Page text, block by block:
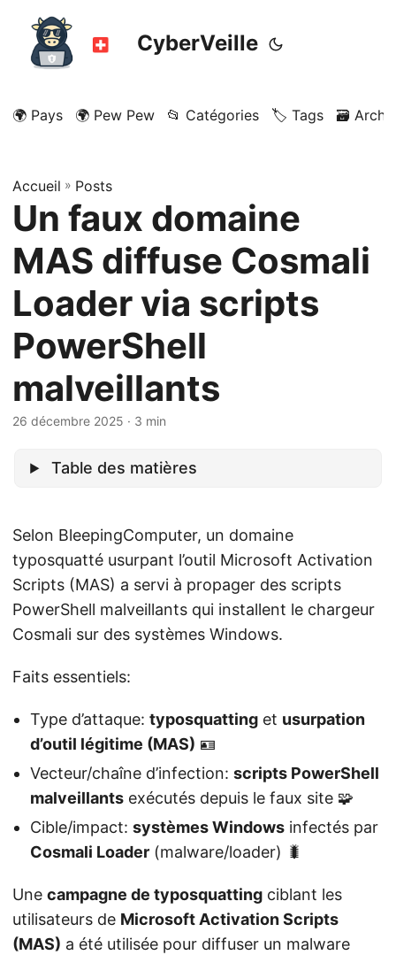
CyberVeille
🌍 Pays 🌍 Pew Pew 📂 Catégories 🏷️ Tags 🗃️
Accueil » Posts
Un faux domaine
MAS diffuse Cosmali
Loader via scripts
PowerShell
malveillants
26 décembre 2025 · 3 min
Table des matières
Selon BleepingComputer, un domaine
typosquatté usurpant l’outil Microsoft Activation
Scripts (MAS) a servi à propager des scripts
PowerShell malveillants qui installent le chargeur
Cosmali sur des systèmes Windows.
Faits essentiels:
Type d’attaque: typosquatting et usurpation
d’outil légitime (MAS) 🪪
Vecteur/chaîne d’infection: scripts PowerShell
malveillants exécutés depuis le faux site 🧩
Cible/impact: systèmes Windows infectés par
Cosmali Loader (malware/loader) 🐛
Une campagne de typosquatting ciblant les
utilisateurs de Microsoft Activation Scripts
(MAS) a été utilisée pour diffuser un malware